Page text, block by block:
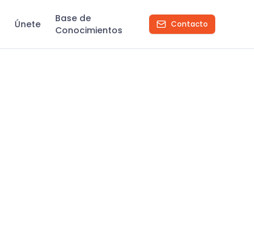
Únete
Base de
Conocimientos
Contacto